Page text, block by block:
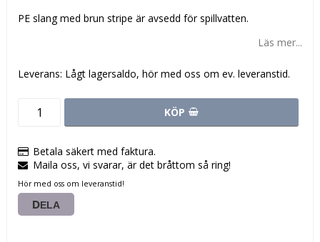
PE slang med brun stripe är avsedd för spillvatten.
Läs mer...
Leverans: Lågt lagersaldo, hör med oss om ev. leveranstid.
KÖP
Betala säkert med faktura.
Maila oss, vi svarar, är det bråttom så ring!
Hör med oss om leveranstid!
DELA